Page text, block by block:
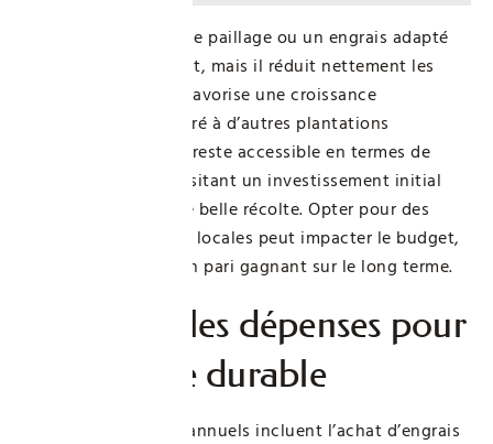
Investir dans un kit de paillage ou un engrais adapté
représente un surcoût, mais il réduit nettement les
risques de pertes et favorise une croissance
harmonieuse. Comparé à d’autres plantations
potagères, le fraisier reste accessible en termes de
coûts, tout en nécessitant un investissement initial
raisonnable pour une belle récolte. Opter pour des
variétés certifiées ou locales peut impacter le budget,
mais c’est souvent un pari gagnant sur le long terme.
Optimiser les dépenses pour
une culture durable
Les frais d’entretien annuels incluent l’achat d’engrais